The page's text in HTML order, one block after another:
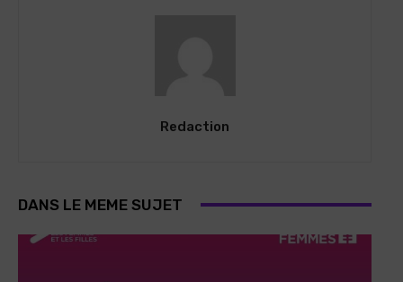
Redaction
DANS LE MEME SUJET